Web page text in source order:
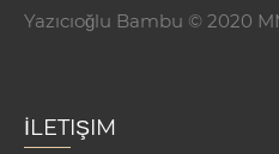
Yazıcıoğlu Bambu © 2020
İLETIŞIM